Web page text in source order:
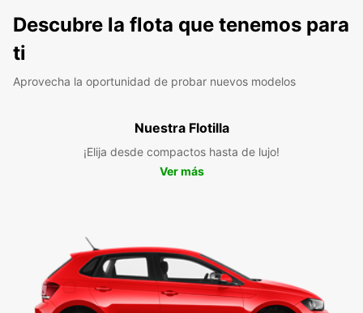
Descubre la flota que tenemos para
ti
Aprovecha la oportunidad de probar nuevos modelos
Nuestra Flotilla
¡Elija desde compactos hasta de lujo!
Ver más